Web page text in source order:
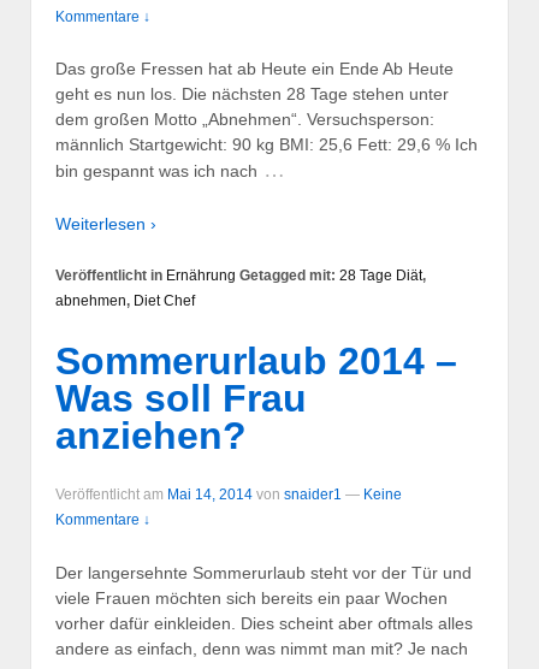
Kommentare ↓
Das große Fressen hat ab Heute ein Ende Ab Heute
geht es nun los. Die nächsten 28 Tage stehen unter
dem großen Motto „Abnehmen“. Versuchsperson:
männlich Startgewicht: 90 kg BMI: 25,6 Fett: 29,6 % Ich
bin gespannt was ich nach …
Weiterlesen ›
Veröffentlicht in Ernährung Getagged mit: 28 Tage Diät,
abnehmen, Diet Chef
Sommerurlaub 2014 –
Was soll Frau
anziehen?
Veröffentlicht am Mai 14, 2014 von snaider1 — Keine
Kommentare ↓
Der langersehnte Sommerurlaub steht vor der Tür und
viele Frauen möchten sich bereits ein paar Wochen
vorher dafür einkleiden. Dies scheint aber oftmals alles
andere as einfach, denn was nimmt man mit? Je nach